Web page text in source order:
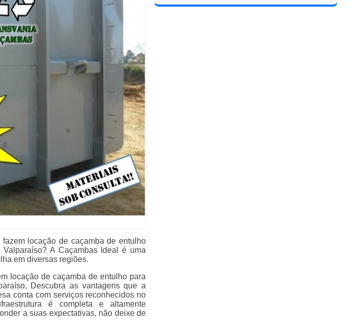
locação de caçamba de entulho
A Caçambas Ideal é uma
em diversas regiões.
locação de caçamba de entulho para
Descubra as vantagens que a
conta com serviços reconhecidos no
é completa e altamente
a suas expectativas, não deixe de